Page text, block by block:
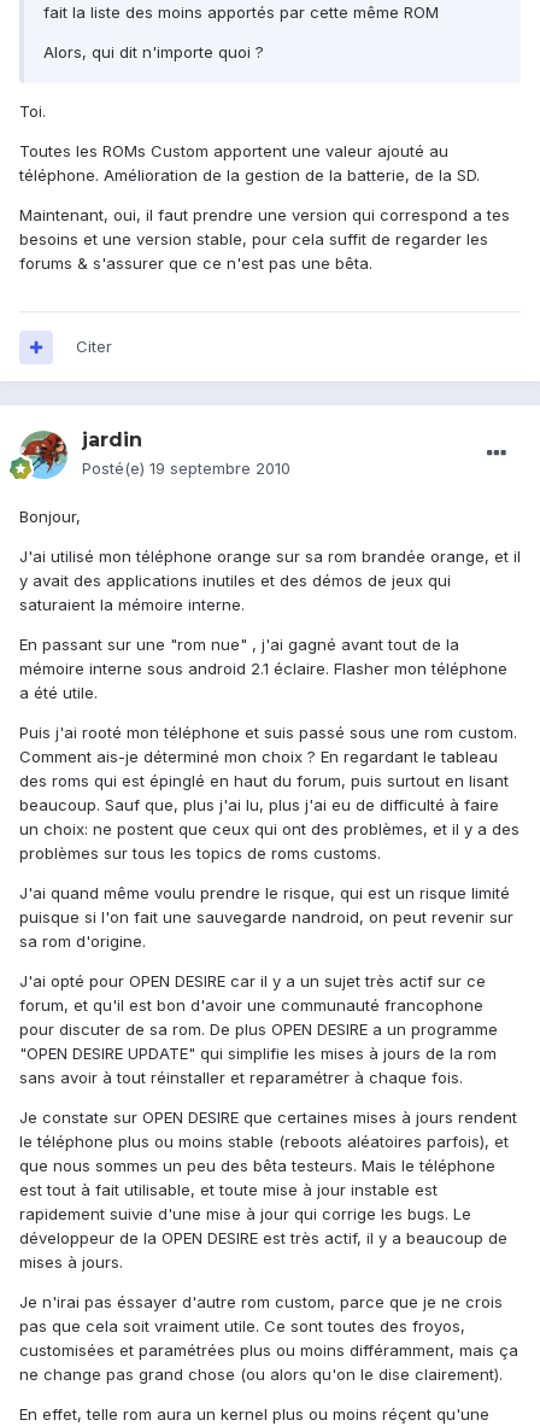
fait la liste des moins apportés par cette même ROM
Alors, qui dit n'importe quoi ?
Toi.
Toutes les ROMs Custom apportent une valeur ajouté au
téléphone. Amélioration de la gestion de la batterie, de la SD.
Maintenant, oui, il faut prendre une version qui correspond a tes
besoins et une version stable, pour cela suffit de regarder les
forums & s'assurer que ce n'est pas une bêta.
Citer
jardin
Posté(e) 19 septembre 2010
Bonjour,
J'ai utilisé mon téléphone orange sur sa rom brandée orange, et il
y avait des applications inutiles et des démos de jeux qui
saturaient la mémoire interne.
En passant sur une "rom nue" , j'ai gagné avant tout de la
mémoire interne sous android 2.1 éclaire. Flasher mon téléphone
a été utile.
Puis j'ai rooté mon téléphone et suis passé sous une rom custom.
Comment ais-je déterminé mon choix ? En regardant le tableau
des roms qui est épinglé en haut du forum, puis surtout en lisant
beaucoup. Sauf que, plus j'ai lu, plus j'ai eu de difficulté à faire
un choix: ne postent que ceux qui ont des problèmes, et il y a des
problèmes sur tous les topics de roms customs.
J'ai quand même voulu prendre le risque, qui est un risque limité
puisque si l'on fait une sauvegarde nandroid, on peut revenir sur
sa rom d'origine.
J'ai opté pour OPEN DESIRE car il y a un sujet très actif sur ce
forum, et qu'il est bon d'avoir une communauté francophone
pour discuter de sa rom. De plus OPEN DESIRE a un programme
"OPEN DESIRE UPDATE" qui simplifie les mises à jours de la rom
sans avoir à tout réinstaller et reparamétrer à chaque fois.
Je constate sur OPEN DESIRE que certaines mises à jours rendent
le téléphone plus ou moins stable (reboots aléatoires parfois), et
que nous sommes un peu des bêta testeurs. Mais le téléphone
est tout à fait utilisable, et toute mise à jour instable est
rapidement suivie d'une mise à jour qui corrige les bugs. Le
développeur de la OPEN DESIRE est très actif, il y a beaucoup de
mises à jours.
Je n'irai pas éssayer d'autre rom custom, parce que je ne crois
pas que cela soit vraiment utile. Ce sont toutes des froyos,
customisées et paramétrées plus ou moins différamment, mais ça
ne change pas grand chose (ou alors qu'on le dise clairement).
En effet, telle rom aura un kernel plus ou moins réçent qu'une